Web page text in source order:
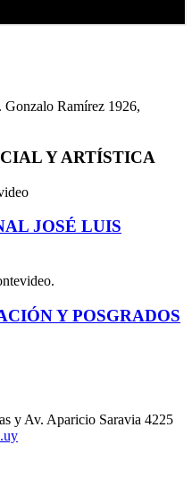
Ramírez 1926,
Y ARTÍSTICA
JOSÉ LUIS
Y POSGRADOS
y Av. Aparicio Saravia 4225